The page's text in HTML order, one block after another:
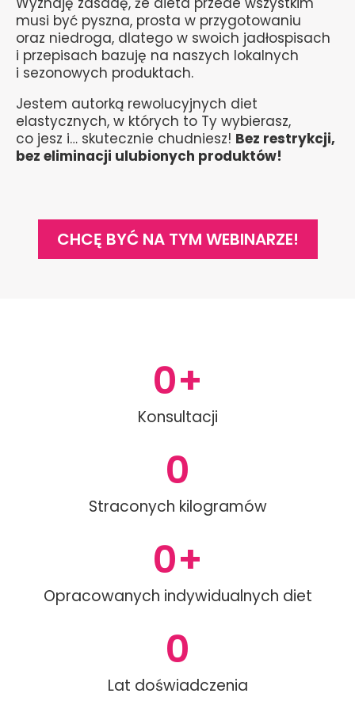
musi być pyszna, prosta w przygotowaniu
oraz niedroga, dlatego w swoich jadłospisach
i przepisach bazuję na naszych lokalnych
i sezonowych produktach.
Jestem autorką rewolucyjnych diet
elastycznych, w których to Ty wybierasz,
co jesz i… skutecznie chudniesz! Bez restrykcji,
bez eliminacji ulubionych produktów!
CHCĘ BYĆ NA TYM WEBINARZE!
Konsultacji
0+
Straconych kilogramów
0
Opracowanych indywidualnych diet
0+
Lat doświadczenia
0